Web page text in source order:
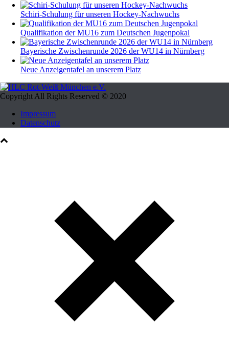
Schiri-Schulung für unseren Hockey-Nachwuchs
Qualifikation der MU16 zum Deutschen Jugenpokal
Bayerische Zwischenrunde 2026 der WU14 in Nürnberg
Neue Anzeigentafel an unserem Platz
Copyright All Rights Reserved © 2020
Impressum
Datenschutz